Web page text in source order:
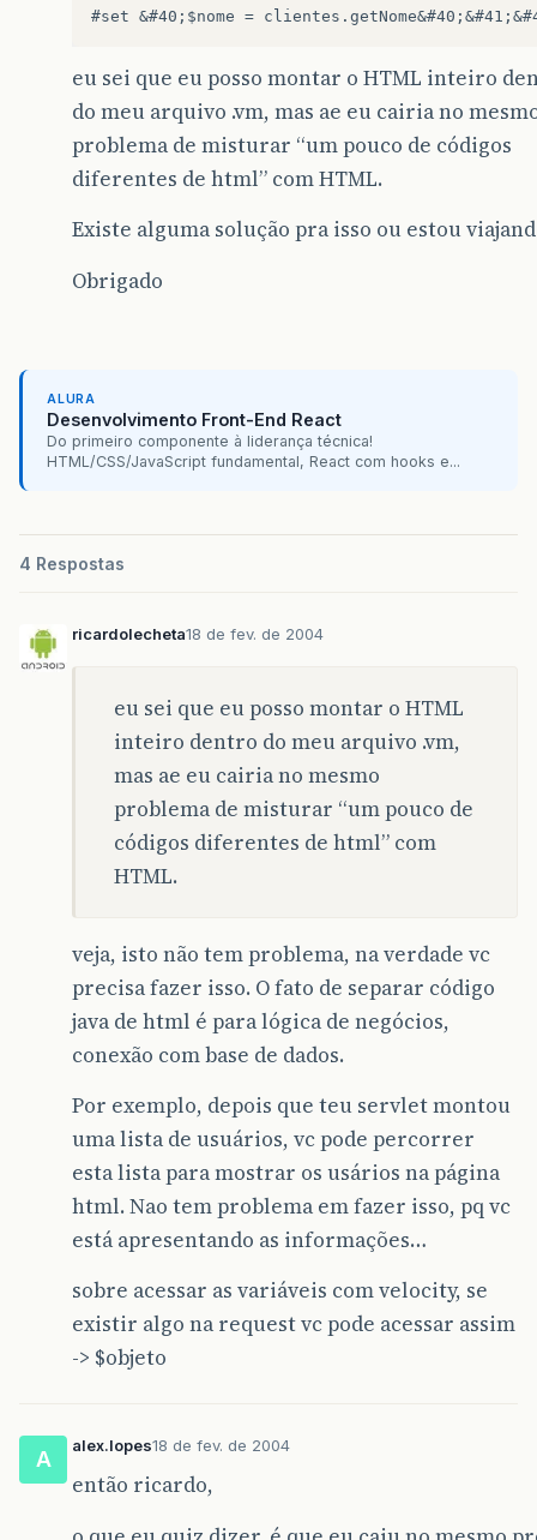
eu sei que eu posso montar o HTML inteiro
do meu arquivo .vm, mas ae eu cairia no
problema de misturar “um pouco de códigos
diferentes de html” com HTML.
Existe alguma solução pra isso ou estou
Obrigado
ALURA
Desenvolvimento Front-End React
Do primeiro componente à liderança técnica!
HTML/CSS/JavaScript fundamental, React com hooks e...
4 Respostas
ricardolecheta18 de fev. de 2004
eu sei que eu posso montar o HTML
inteiro dentro do meu arquivo .vm,
mas ae eu cairia no mesmo
problema de misturar “um pouco de
códigos diferentes de html” com
HTML.
veja, isto não tem problema, na verdade vc
precisa fazer isso. O fato de separar código
java de html é para lógica de negócios,
conexão com base de dados.
Por exemplo, depois que teu servlet montou
uma lista de usuários, vc pode percorrer
esta lista para mostrar os usários na página
html. Nao tem problema em fazer isso, pq vc
está apresentando as informações…
sobre acessar as variáveis com velocity, se
existir algo na request vc pode acessar assim
-> $objeto
A
alex.lopes18 de fev. de 2004
então ricardo,